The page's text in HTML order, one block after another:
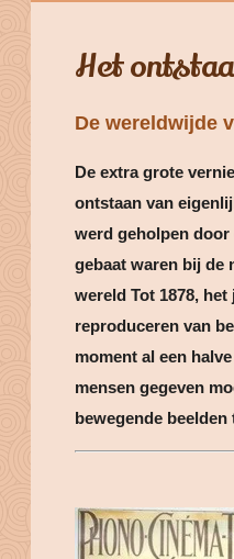
Het
De wereldwijde
De extra grote
ontstaan van
werd geholpen door
gebaat waren bij de
wereld Tot 1878,
reproduceren van
moment al een
mensen gegeven
bewegende beelden